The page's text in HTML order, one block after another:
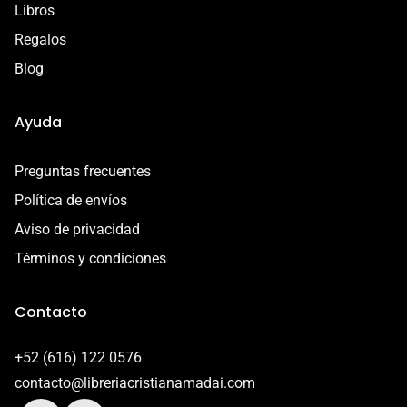
Libros
Regalos
Blog
Ayuda
Preguntas frecuentes
Política de envíos
Aviso de privacidad
Términos y condiciones
Contacto
+52 (616) 122 0576
contacto@libreriacristianamadai.com